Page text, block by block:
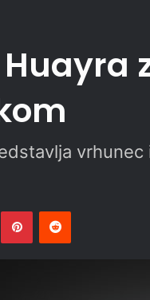
PinterestReddit